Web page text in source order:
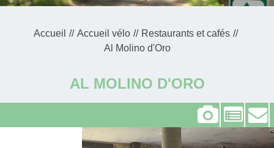
Accueil Accueil vélo
Restaurants et cafés
Al Molino d'Oro
AL MOLINO D'ORO